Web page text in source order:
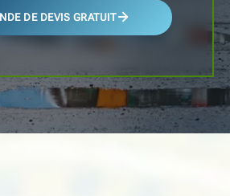
DE DEVIS GRATUIT